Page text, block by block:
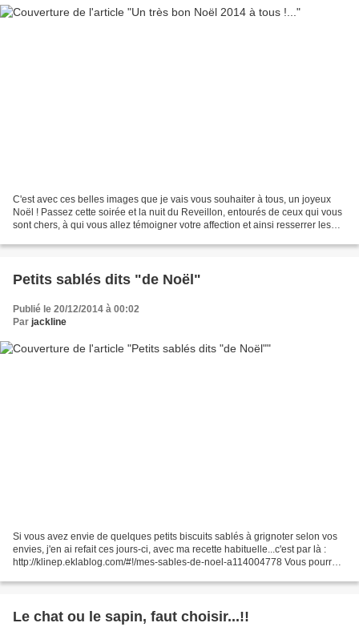
C'est avec ces belles images que je vais vous souhaiter à tous, un joyeux
Noël ! Passez cette soirée et la nuit du Reveillon, entourés de ceux qui vous
sont chers, à qui vous allez témoigner votre affection et ainsi resserrer les
Petits sablés dits "de Noël"
Publié le 20/12/2014 à 00:02
Par jackline
Si vous avez envie de quelques petits biscuits sablés à grignoter selon vos
envies, j'en ai refait ces jours-ci, avec ma recette habituelle...c'est par là :
http://klinep.eklablog.com/#!/mes-sables-de-noel-a114004778 Vous pourrez
Le chat ou le sapin, faut choisir...!!